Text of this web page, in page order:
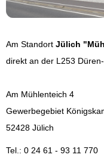
Am Standort Jülich
direkt an der L253
Am Mühlenteich 4
Gewerbegebiet
52428 Jülich
Tel.: 0 24 61 - 93 11 770